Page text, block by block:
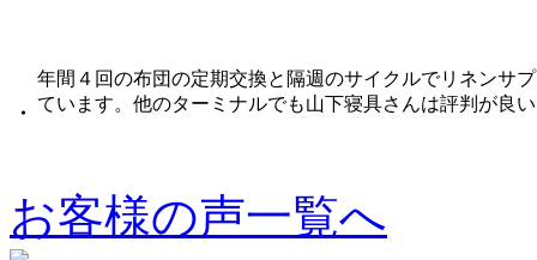
・
年間４回の布団の定期交換と隔週のサイクルでリネンサ
ています。他のターミナルでも山下寝具さんは評判が良
お客様の声一覧へ